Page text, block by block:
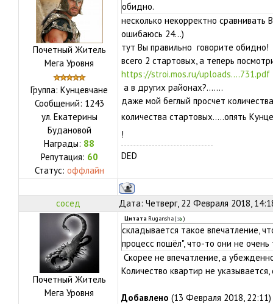
Почетный Житель
Мега Уровня
Группа: Кунцевчане
Сообщений: 1243
ул. Екатерины
Будановой
Награды: 88
Репутация: 60
Статус: оффлайн
обидно.
несколько некорректно
ошибаюсь 24...)
тут Вы правильно говорите
всего 2 стартовых, а теперь
https://stroi.mos.ru/uploads....731.pdf
а в других районах?.......
даже мой беглый просчет
количества стартовых.....опять
!
DED
сосед Дата: Четверг, 22 Февраля 2018,
Почетный Житель
Мега Уровня
Цитата Rugansha( )
складывается такое впечатление,
процесс пошёл", что-то они не очень
Скорее не впечатление, а
Количество квартир не
Добавлено (13 Февраля 2018, 22:11)